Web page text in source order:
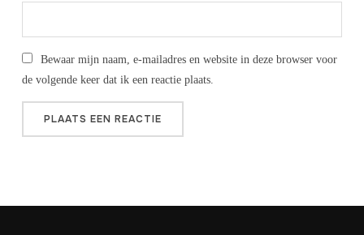
Bewaar mijn naam, e-mailadres en website in deze browser voor
de volgende keer dat ik een reactie plaats.